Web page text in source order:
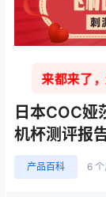
来都来了
日本COC娅
机杯测评报
产品百科 6